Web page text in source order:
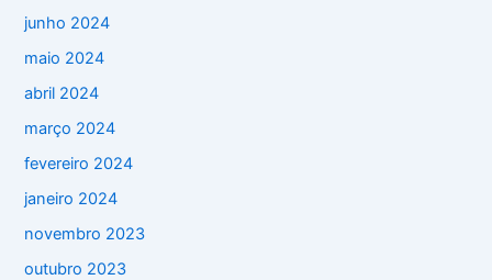
junho 2024
maio 2024
abril 2024
março 2024
fevereiro 2024
janeiro 2024
novembro 2023
outubro 2023